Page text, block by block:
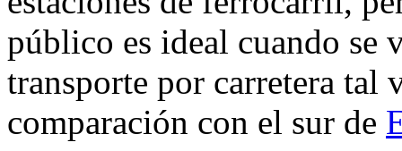
público es ideal cuando se
transporte por carretera tal
comparación con el sur de